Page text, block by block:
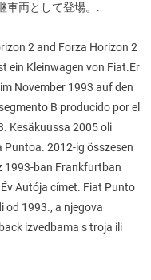
車両として登場。.
2 and Forza Horizon 2
ein Kleinwagen von Fiat.Er
November 1993 auf den
B producido por el
Kesäkuussa 2005 oli
2012-ig összesen
1993-ban Frankfurtban
Autója címet. Fiat Punto
od 1993., a njegova
izvedbama s troja ili